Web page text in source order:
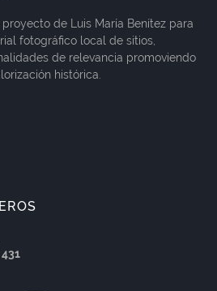
de Luis María Benítez para
fotográfico local de sitios,
de relevancia promoviendo
histórica.
431